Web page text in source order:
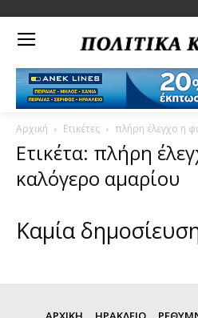
Αρχική Ετικέτες πλήρη έλεγχο η
Ετικέτα: πλήρη
καλόγερο αμαρίου
Καμία